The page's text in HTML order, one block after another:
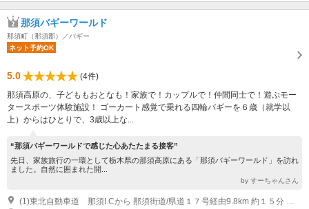
那須バギーワールド
那須町（那須郡）／バギー
ネット予約OK
5.0
(4件)
那須高原の、子どももおとなも！家族で！カップルで！仲間同士で！遊ぶモー
タースポーツ体験施設！ ゴーカート感覚で乗れる四輪バギーを６歳（就学以
上）からはひとりで、3歳以上な...
“那須バギーワールドで感じた心あたたまる接客”
先日、家族旅行の一環として栃木県の那須高原にある「那須バギーワールド」を訪れ
ました。自然に囲まれた開...
by すーちゃんさん